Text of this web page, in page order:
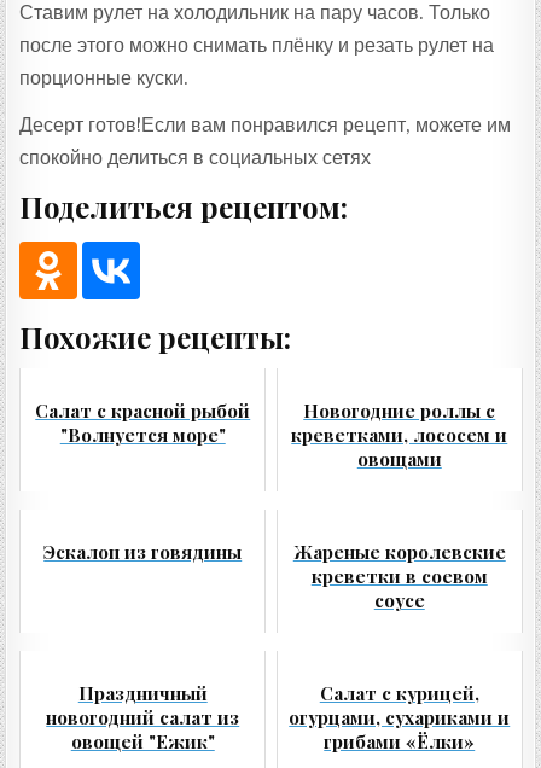
Ставим рулет на холодильник на пару часов. Только
после этого можно снимать плёнку и резать рулет на
порционные куски.
Десерт готов!Если вам понравился рецепт, можете им
спокойно делиться в социальных сетях
Поделиться рецептом:
Похожие рецепты:
Салат с красной рыбой
"Волнуется море"
Новогодние роллы с
креветками, лососем и
овощами
Эскалоп из говядины
Жареные королевские
креветки в соевом
соусе
Праздничный
новогодний салат из
овощей "Ежик"
Салат с курицей,
огурцами, сухариками и
грибами «Ёлки»